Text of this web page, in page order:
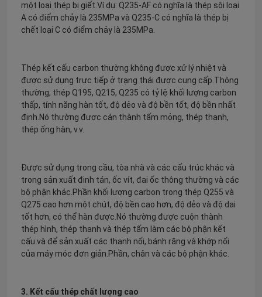
một loại thép bị giết.Ví dụ: Q235-AF có nghĩa là thép sôi loại
A có điểm chảy là 235MPa và Q235-C có nghĩa là thép bị
chết loại C có điểm chảy là 235MPa.
Thép kết cấu carbon thường không được xử lý nhiệt và
được sử dụng trực tiếp ở trạng thái được cung cấp.Thông
thường, thép Q195, Q215, Q235 có tỷ lệ khối lượng carbon
thấp, tính năng hàn tốt, độ dẻo và độ bền tốt, độ bền nhất
định.Nó thường được cán thành tấm mỏng, thép thanh,
thép ống hàn, v.v.
Được sử dụng trong cầu, tòa nhà và các cấu trúc khác và
trong sản xuất đinh tán, ốc vít, đai ốc thông thường và các
bộ phận khác.Phần khối lượng carbon trong thép Q255 và
Q275 cao hơn một chút, độ bền cao hơn, độ dẻo và độ dai
tốt hơn, có thể hàn được.Nó thường được cuộn thành
thép hình, thép thanh và thép tấm làm các bộ phận kết
cấu và để sản xuất các thanh nối, bánh răng và khớp nối
của máy móc đơn giản.Phần, chân và các bộ phận khác.
3. Kết cấu thép chất lượng cao